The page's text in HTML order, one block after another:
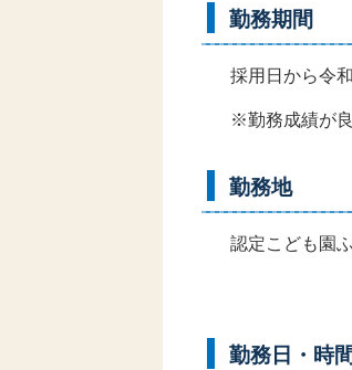
勤務期間
採用日から令
※勤務成績が良
勤務地
認定こども園
勤務日・時間